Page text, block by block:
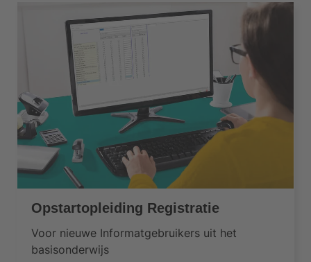
Opstartopleiding Registratie
Voor nieuwe Informatgebruikers uit het
basisonderwijs